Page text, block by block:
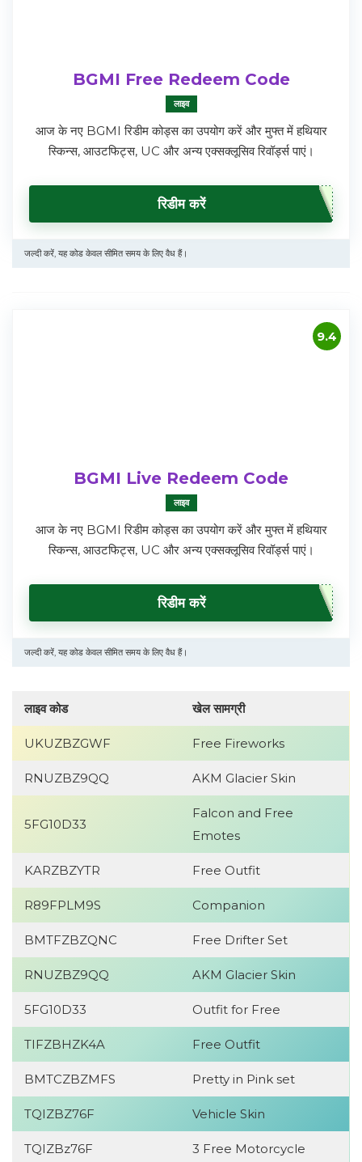
BGMI Free Redeem Code
लाइव
आज के नए BGMI रिडीम कोड्स का उपयोग करें और मुफ्त में हथियार
स्किन्स, आउटफिट्स, UC और अन्य एक्सक्लूसिव रिवॉर्ड्स पाएं।
रिडीम करें
जल्दी करें, यह कोड केवल सीमित समय के लिए वैध हैं।
9.4
BGMI Live Redeem Code
लाइव
आज के नए BGMI रिडीम कोड्स का उपयोग करें और मुफ्त में हथियार
स्किन्स, आउटफिट्स, UC और अन्य एक्सक्लूसिव रिवॉर्ड्स पाएं।
रिडीम करें
जल्दी करें, यह कोड केवल सीमित समय के लिए वैध हैं।
लाइव कोड खेल सामग्री
UKUZBZGWF Free Fireworks
RNUZBZ9QQ AKM Glacier Skin
5FG10D33
Falcon and Free
Emotes
KARZBZYTR Free Outfit
R89FPLM9S Companion
BMTFZBZQNC Free Drifter Set
RNUZBZ9QQ AKM Glacier Skin
5FG10D33 Outfit for Free
TIFZBHZK4A Free Outfit
BMTCZBZMFS Pretty in Pink set
TQIZBZ76F Vehicle Skin
TQIZBz76F 3 Free Motorcycle